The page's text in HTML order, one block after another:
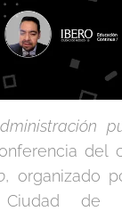
del
, organizado
Ciudad